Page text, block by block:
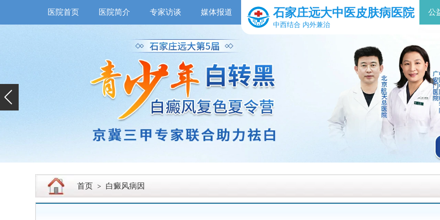
医院首页 医院简介 专家访谈 媒体报道 石家庄远大中医皮肤病医院
中西结合 内外兼治
公
首页 > 白癜风病因